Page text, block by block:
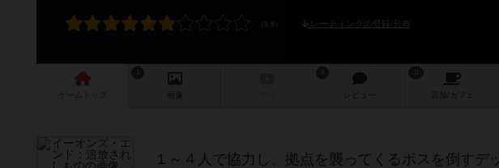
レーティングの登録/分布
ゲーム 画像 レビュー 店舗/ カフェ
１～４人で協力し、拠点を襲ってくるボスを倒す